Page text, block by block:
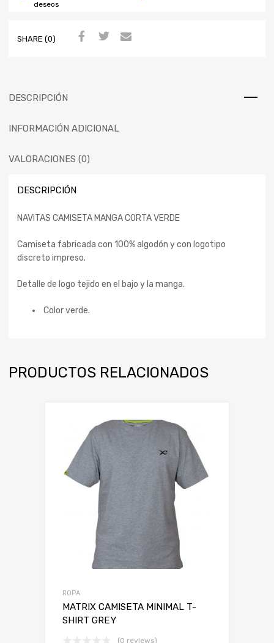
deseos
SHARE (0)
DESCRIPCIÓN
INFORMACIÓN ADICIONAL
VALORACIONES (0)
DESCRIPCIÓN
NAVITAS CAMISETA MANGA CORTA VERDE
Camiseta fabricada con 100% algodón y con l ogotipo
discreto impreso.
Detalle de logo tejido en el bajo y la manga.
Color verde.
PRODUCTOS RELACIONADOS
ROPA
MATRIX CAMISETA MINIMAL T-
SHIRT GREY
(0 reviews)